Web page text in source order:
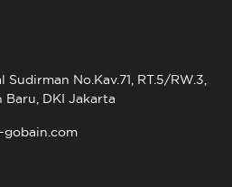
Sudirman No.Kav.71, RT.5/RW.3,
Baru, DKI Jakarta
gobain.com